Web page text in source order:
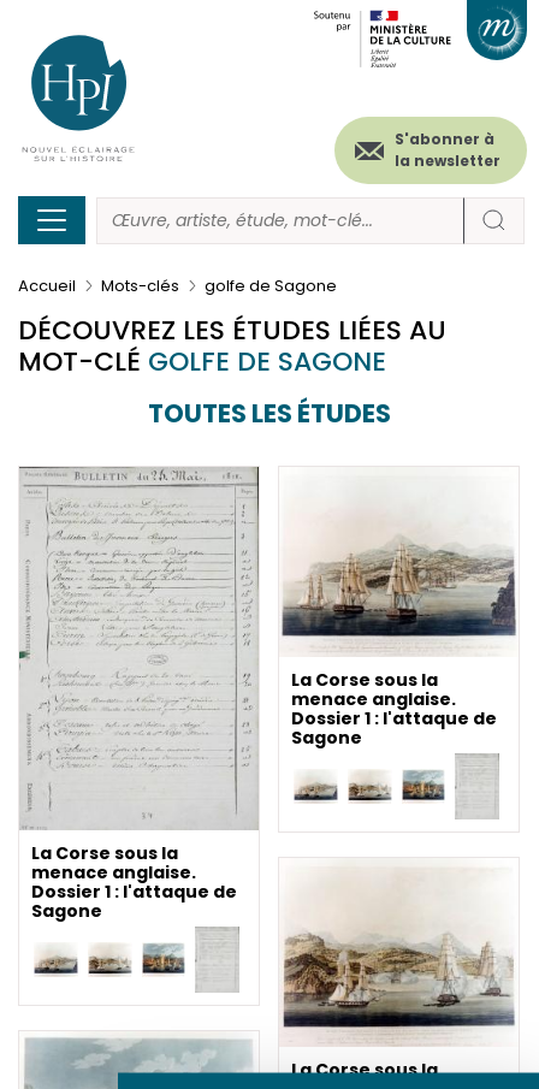
contenu
principal
Menu
secondaire
(header)
S'abonner à
la newsletter
Accueil Mots-clés golfe de Sagone
DÉCOUVREZ LES ÉTUDES LIÉES AU
MOT-CLÉ GOLFE DE SAGONE
TOUTES LES ÉTUDES
La Corse sous la
menace anglaise.
Dossier 1 : l'attaque de
Sagone
La Corse sous la
menace anglaise.
Dossier 1 : l'attaque de
Sagone
La Corse sous la